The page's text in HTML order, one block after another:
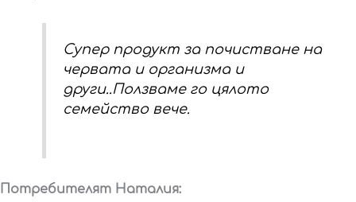
Супер продукт за почистване на
червата и организма и
други..Ползваме го цялото
семейство вече.
Потребителят Наталия: